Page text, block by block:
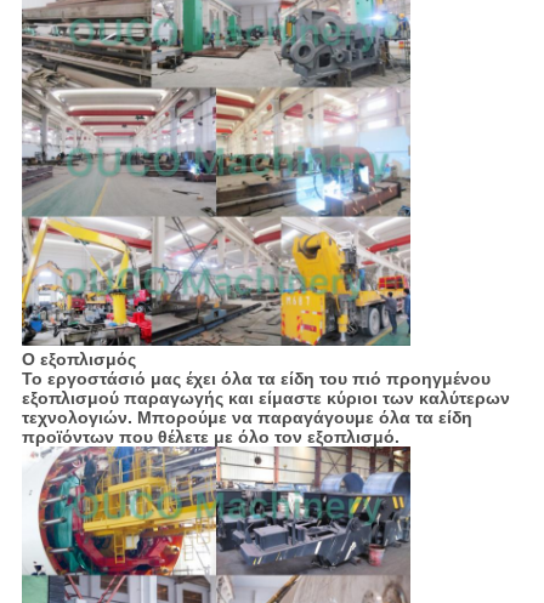
Ο εξοπλισμός
Το εργοστάσιό μας έχει όλα τα είδη του πιό προηγμένου
εξοπλισμού παραγωγής και είμαστε κύριοι των καλύτερων
τεχνολογιών. Μπορούμε να παραγάγουμε όλα τα είδη
προϊόντων που θέλετε με όλο τον εξοπλισμό.